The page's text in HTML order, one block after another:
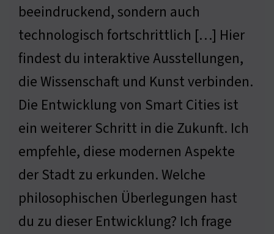
beeindruckend, sondern auch
technologisch fortschrittlich […] Hier
findest du interaktive Ausstellungen,
die Wissenschaft und Kunst verbinden.
Die Entwicklung von Smart Cities ist
ein weiterer Schritt in die Zukunft. Ich
empfehle, diese modernen Aspekte
der Stadt zu erkunden. Welche
philosophischen Überlegungen hast
du zu dieser Entwicklung? Ich frage